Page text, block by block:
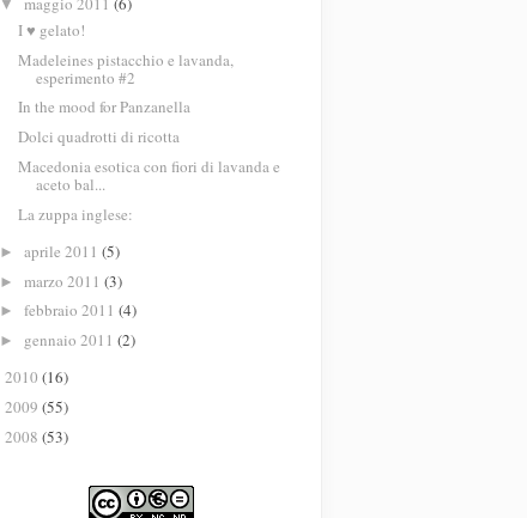
▼
I ♥ gelato!
Madeleines pistacchio e lavanda,
esperimento #2
In the mood for Panzanella
Dolci quadrotti di ricotta
Macedonia esotica con fiori di lavanda e
aceto bal...
La zuppa inglese:
► aprile 2011 (5)
► marzo 2011 (3)
► febbraio 2011 (4)
► gennaio 2011 (2)
2010 (16)
2009 (55)
2008 (53)